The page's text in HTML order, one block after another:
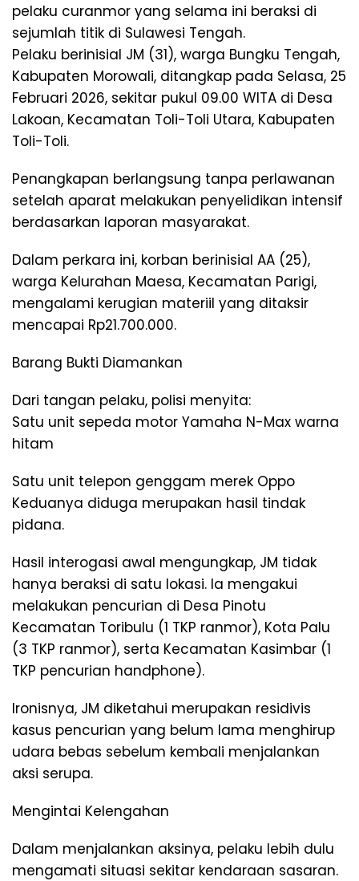
pelaku curanmor yang selama ini beraksi di
sejumlah titik di Sulawesi Tengah.
Pelaku berinisial JM (31), warga Bungku Tengah,
Kabupaten Morowali, ditangkap pada Selasa, 25
Februari 2026, sekitar pukul 09.00 WITA di Desa
Lakoan, Kecamatan Toli-Toli Utara, Kabupaten
Toli-Toli.
Penangkapan berlangsung tanpa perlawanan
setelah aparat melakukan penyelidikan intensif
berdasarkan laporan masyarakat.
Dalam perkara ini, korban berinisial AA (25),
warga Kelurahan Maesa, Kecamatan Parigi,
mengalami kerugian materiil yang ditaksir
mencapai Rp21.700.000.
Barang Bukti Diamankan
Dari tangan pelaku, polisi menyita:
Satu unit sepeda motor Yamaha N-Max warna
hitam
Satu unit telepon genggam merek Oppo
Keduanya diduga merupakan hasil tindak
pidana.
Hasil interogasi awal mengungkap, JM tidak
hanya beraksi di satu lokasi. Ia mengakui
melakukan pencurian di Desa Pinotu
Kecamatan Toribulu (1 TKP ranmor), Kota Palu
(3 TKP ranmor), serta Kecamatan Kasimbar (1
TKP pencurian handphone).
Ironisnya, JM diketahui merupakan residivis
kasus pencurian yang belum lama menghirup
udara bebas sebelum kembali menjalankan
aksi serupa.
Mengintai Kelengahan
Dalam menjalankan aksinya, pelaku lebih dulu
mengamati situasi sekitar kendaraan sasaran.